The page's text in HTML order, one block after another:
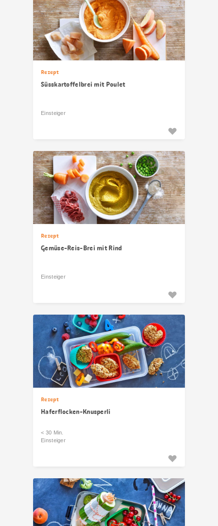
Rezept
Süsskartoffelbrei mit Poulet
Einsteiger
Rezept
Gemüse-Reis-Brei mit Rind
Einsteiger
Rezept
Haferflocken-Knusperli
< 30 Min.
Einsteiger